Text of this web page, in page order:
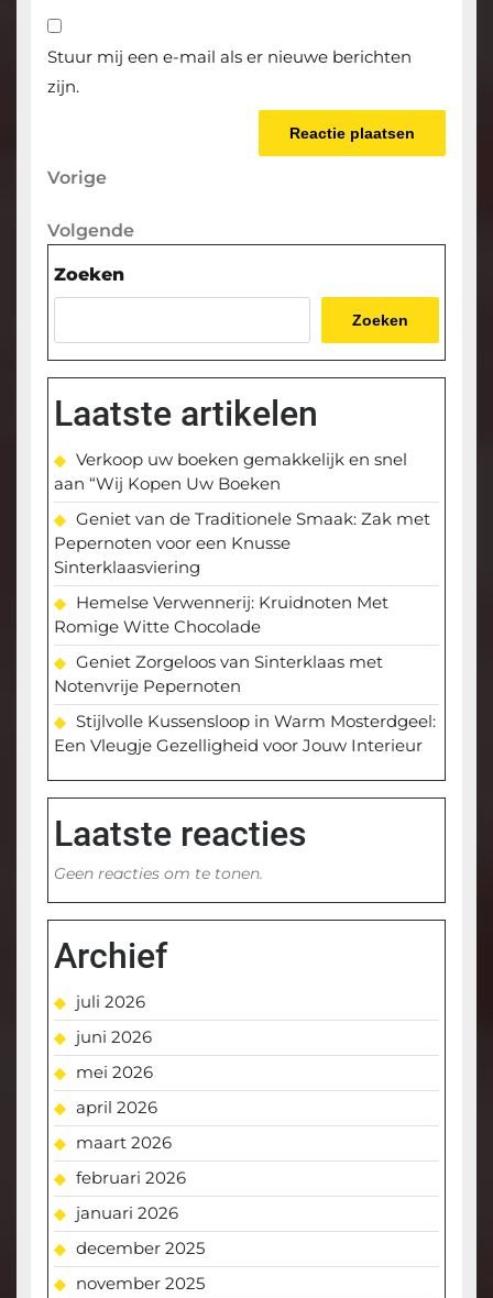
Stuur mij een e-mail als er nieuwe berichten
zijn.
Berichtnavigatie
Vorige
Vorige
Volgende
Volgende
Zoeken
Zoeken
Laatste artikelen
Verkoop uw boeken gemakkelijk en snel
aan “Wij Kopen Uw Boeken
Geniet van de Traditionele Smaak: Zak met
Pepernoten voor een Knusse
Sinterklaasviering
Hemelse Verwennerij: Kruidnoten Met
Romige Witte Chocolade
Geniet Zorgeloos van Sinterklaas met
Notenvrije Pepernoten
Stijlvolle Kussensloop in Warm Mosterdgeel:
Een Vleugje Gezelligheid voor Jouw Interieur
Laatste reacties
Geen reacties om te tonen.
Archief
juli 2026
juni 2026
mei 2026
april 2026
maart 2026
februari 2026
januari 2026
december 2025
november 2025